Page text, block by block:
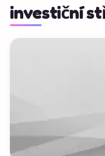
investiční